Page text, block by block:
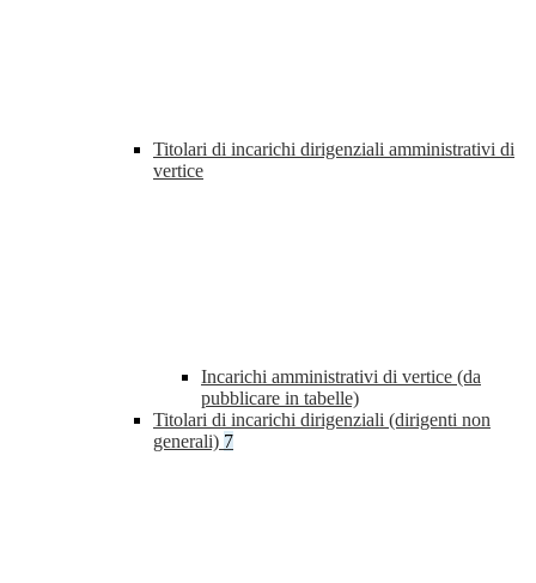
Titolari di incarichi dirigenziali amministrativi di
vertice
Incarichi amministrativi di vertice (da
pubblicare in tabelle)
Titolari di incarichi dirigenziali (dirigenti non
generali) 7